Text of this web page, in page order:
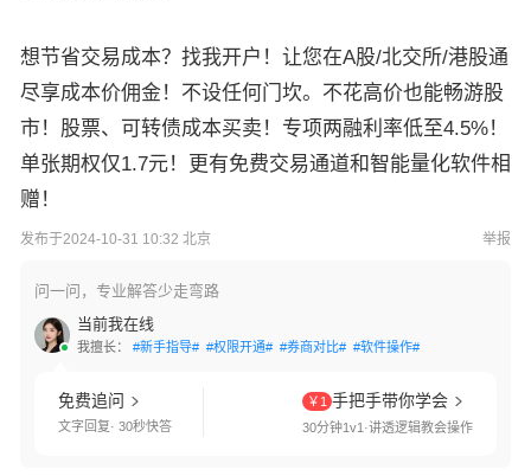
想节省交易成本？找我开户！让您在A股/北交所/港股通
尽享成本价佣金！不设任何门坎。不花高价也能畅游股
市！股票、可转债成本买卖！专项两融利率低至4.5%！
单张期权仅1.7元！更有免费交易通道和智能量化软件相
赠！
发布于2024-10-31 10:32 北京 举报
问一问，专业解答少走弯路
当前我在线
我擅长： #新手指导# #权限开通# #券商对比# #软件操作#
免费追问
文字回复· 30秒快答
￥1 手把手带你学会
30分钟1v1·讲透逻辑教会操作